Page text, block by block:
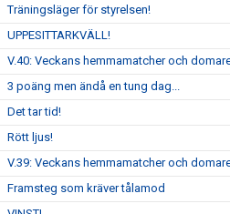
Träningsläger för styrelsen!
UPPESITTARKVÄLL!
V.40: Veckans hemmamatcher och
3 poäng men ändå en tung dag...
Det tar tid!
Rött ljus!
V.39: Veckans hemmamatcher och
Framsteg som kräver tålamod